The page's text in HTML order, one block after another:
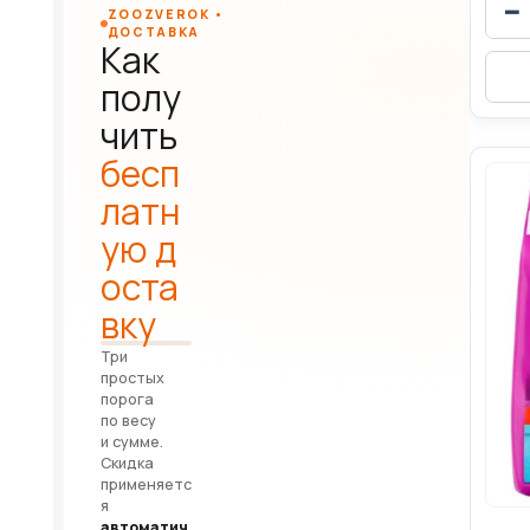
−
ZOOZVEROK •
ДОСТАВКА
Как
полу
чить
бесп
латн
ую д
оста
вку
Три
простых
порога
по весу
и сумме.
Скидка
применяетс
я